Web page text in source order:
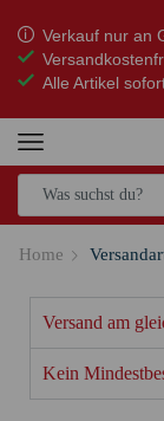
Verkauf nur an
Alle Artikel
Home
Versand am
Kein